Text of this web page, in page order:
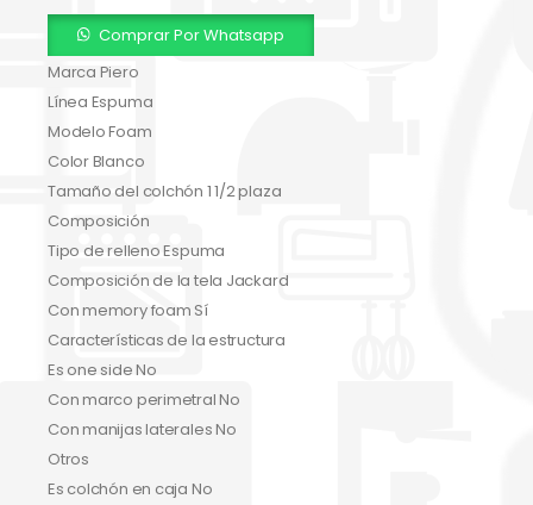
Comprar Por Whatsapp
Marca Piero
Línea Espuma
Modelo Foam
Color Blanco
Tamaño del colchón 1 1/2 plaza
Composición
Tipo de relleno Espuma
Composición de la tela Jackard
Con memory foam Sí
Características de la estructura
Es one side No
Con marco perimetral No
Con manijas laterales No
Otros
Es colchón en caja No